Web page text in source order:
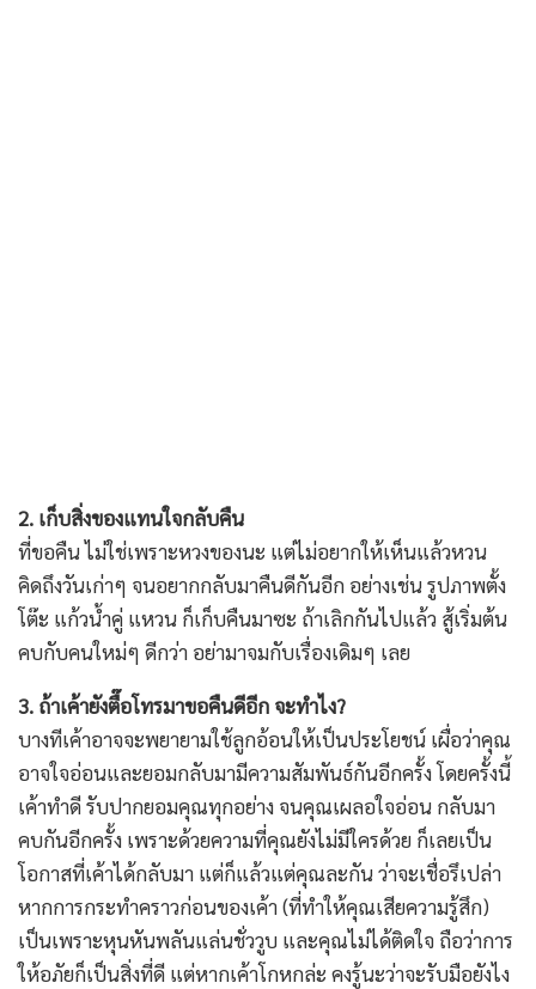
2. เก็บสิ่งของแทนใจกลับคืน
ที่ขอคืน ไม่ใช่เพราะหวงของนะ แต่ไม่อยากให้เห็นแล้วหวน
คิดถึงวันเก่าๆ จนอยากกลับมาคืนดีกันอีก อย่างเช่น รูปภาพตั้ง
โต๊ะ แก้วน้ำคู่ แหวน ก็เก็บคืนมาซะ ถ้าเลิกกันไปแล้ว สู้เริ่มต้น
คบกับคนใหม่ๆ ดีกว่า อย่ามาจมกับเรื่องเดิมๆ เลย
3. ถ้าเค้ายังตื๊อโทรมาขอคืนดีอีก จะทำไง?
บางทีเค้าอาจจะพยายามใช้ลูกอ้อนให้เป็นประโยชน์ เผื่อว่าคุณ
อาจใจอ่อนและยอมกลับมามีความสัมพันธ์กันอีกครั้ง โดยครั้งนี้
เค้าทำดี รับปากยอมคุณทุกอย่าง จนคุณเผลอใจอ่อน กลับมา
คบกันอีกครั้ง เพราะด้วยความที่คุณยังไม่มีใครด้วย ก็เลยเป็น
โอกาสที่เค้าได้กลับมา แต่ก็แล้วแต่คุณละกัน ว่าจะเชื่อรึเปล่า
หากการกระทำคราวก่อนของเค้า (ที่ทำให้คุณเสียความรู้สึก)
เป็นเพราะหุนหันพลันแล่นชั่ววูบ และคุณไม่ได้ติดใจ ถือว่าการ
ให้อภัยก็เป็นสิ่งที่ดี แต่หากเค้าโกหกล่ะ คงรู้นะว่าจะรับมือยังไง